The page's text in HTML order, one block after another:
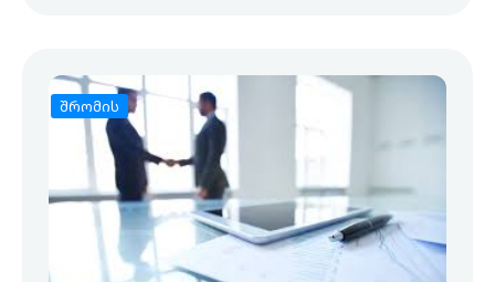
შრომის